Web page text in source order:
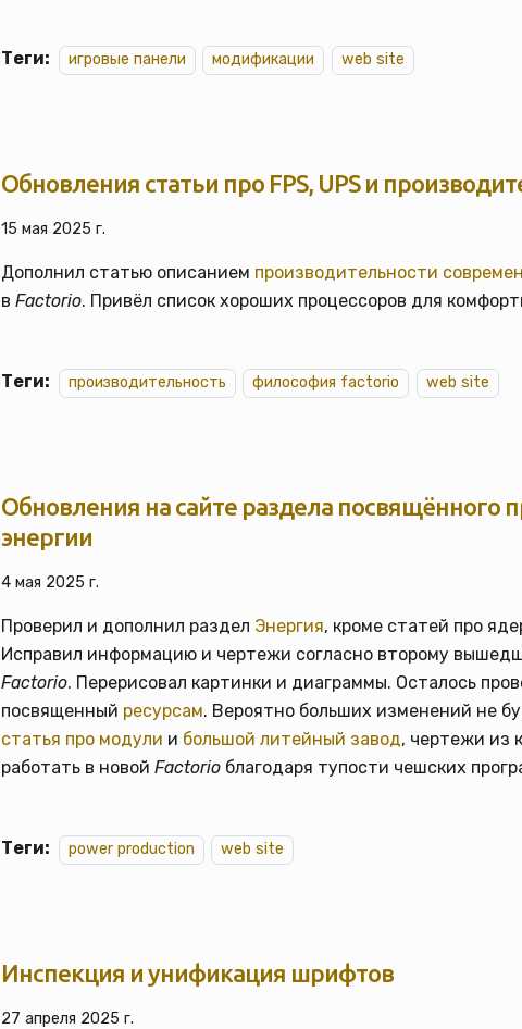
Теги: игровые панели модификации web site
Обновления статьи про FPS, UPS и
15 мая 2025 г.
Дополнил статью описанием производительности
в Factorio. Привёл список хороших процессоров для
Теги: производительность философия factorio web site
Обновления на сайте раздела посвящённого
энергии
4 мая 2025 г.
Проверил и дополнил раздел Энергия, кроме статей про
Исправил информацию и чертежи согласно второму
Factorio. Перерисовал картинки и диаграммы. Осталось
посвященный ресурсам. Вероятно больших изменений не
статья про модули и большой литейный завод, чертежи из
работать в новой Factorio благодаря тупости чешских
Теги: power production web site
Инспекция и унификация шрифтов
27 апреля 2025 г.